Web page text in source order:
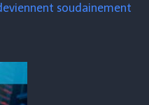
soudainement